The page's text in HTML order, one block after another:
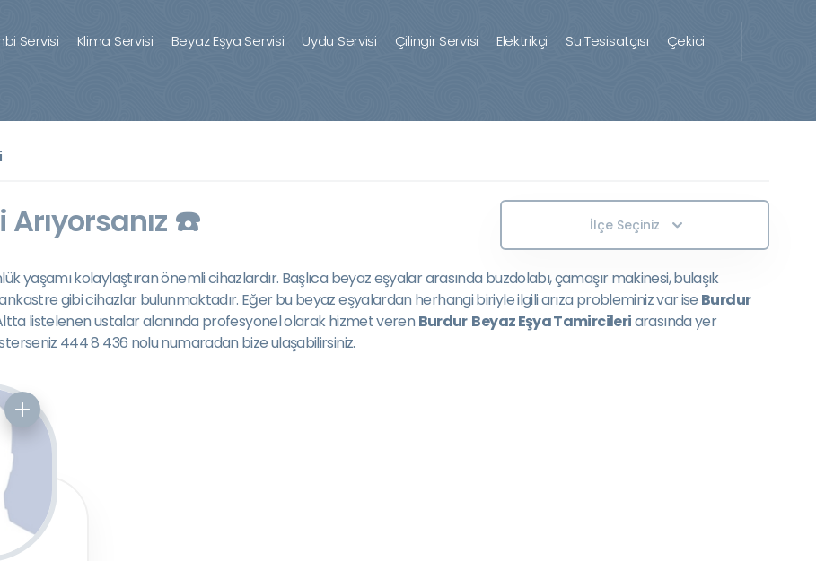
Servisi Klima Servisi Beyaz Eşya Servisi Uydu Servisi Çilingir Servisi Elektrikçi Su Tesisatçısı Çekici
☎️ İlçe Seçiniz
yaşamı kolaylaştıran önemli cihazlardır. Başlıca beyaz eşyalar arasında buzdolabı, çamaşır makinesi, bulaşık
gibi cihazlar bulunmaktadır. Eğer bu beyaz eşyalardan herhangi biriyle ilgili arıza probleminiz var ise Burdur
listelenen ustalar alanında profesyonel olarak hizmet veren Burdur Beyaz Eşya Tamircileriarasında yer
444 8 436 nolu numaradan bize ulaşabilirsiniz.